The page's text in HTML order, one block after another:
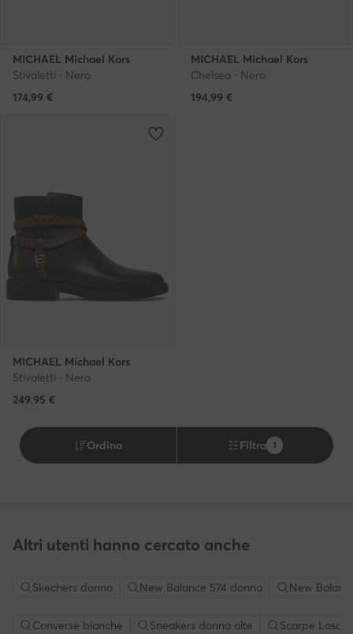
MICHAEL Michael Kors
Stivaletti · Nero
174,99 €
MICHAEL Michael Kors
Chelsea · Nero
194,99 €
MICHAEL Michael Kors
Stivaletti · Nero
249,95 €
Ordina Filtra 1
Altri utenti hanno cercato anche
Skechers donna New Balance 574 donna New
Converse bianche Sneakers donna alte Scarpe